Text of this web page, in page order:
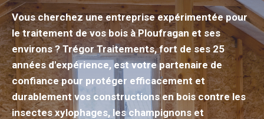
Vous cherchez une entreprise expérimentée pour
le traitement de vos bois à Ploufragan et ses
environs ? Trégor Traitements, fort de ses 25
années d'expérience, est votre partenaire de
confiance pour protéger efficacement et
durablement vos constructions en bois contre les
insectes xylophages, les champignons et